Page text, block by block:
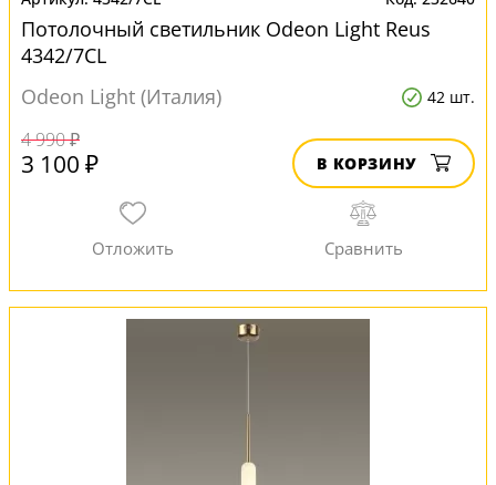
Потолочный светильник Odeon Light Reus
4342/7CL
Odeon Light (Италия)
42 шт.
4 990 ₽
3 100 ₽ В КОРЗИНУ